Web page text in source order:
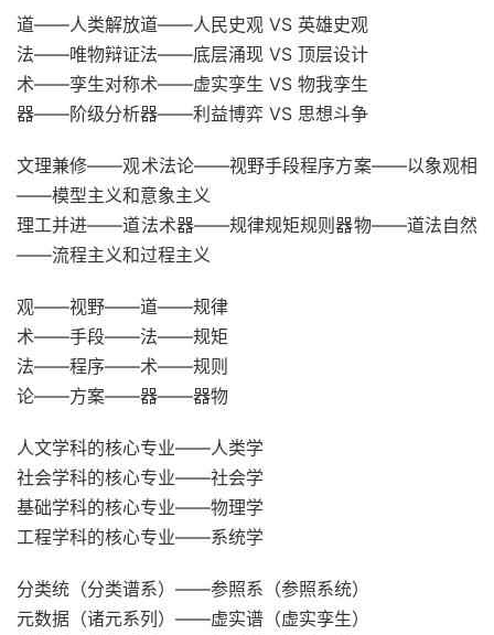
道——人类解放道——人民史观 VS 英雄史观
法——唯物辩证法——底层涌现 VS 顶层设计
术——孪生对称术——虚实孪生 VS 物我孪生
器——阶级分析器——利益博弈 VS 思想斗争
文理兼修——观术法论——视野手段程序方案——以象观相
——模型主义和意象主义
理工并进——道法术器——规律规矩规则器物——道法自然
——流程主义和过程主义
观——视野——道——规律
术——手段——法——规矩
法——程序——术——规则
论——方案——器——器物
人文学科的核心专业——人类学
社会学科的核心专业——社会学
基础学科的核心专业——物理学
工程学科的核心专业——系统学
分类统（分类谱系）——参照系（参照系统）
元数据（诸元系列）——虚实谱（虚实孪生）